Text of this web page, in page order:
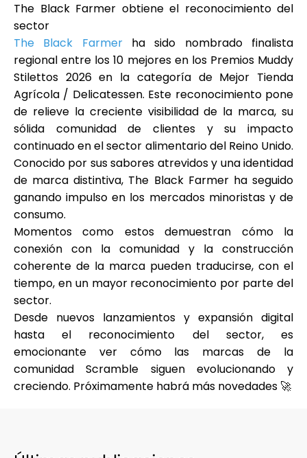
The Black Farmer obtiene el reconocimiento del
sector
The Black Farmerha sido nombrado finalista
regional entre los 10 mejoresen los Premios Muddy
Stilettos 2026en la categoría de Mejor Tienda
Agrícola / Delicatessen. Este reconocimiento pone
de relieve la creciente visibilidad de la marca, su
sólida comunidad de clientes y su impacto
continuado en el sector alimentario del Reino Unido.
Conocido por sus sabores atrevidos y una identidad
de marca distintiva, The Black Farmer ha seguido
ganando impulso en los mercados minoristas y de
consumo.
Momentos como estos demuestran cómo la
conexión con la comunidad y la construcción
coherente de la marca pueden traducirse, con el
tiempo, en un mayor reconocimiento por parte del
sector.
Desde nuevos lanzamientos y expansión digital
hasta el reconocimiento del sector, es
emocionante ver cómo las marcas de la
comunidad Scramble siguen evolucionando y
creciendo. Próximamente habrá más novedades 🚀